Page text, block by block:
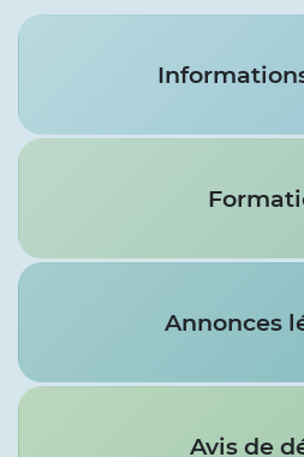
Services
Annonces
Avis de